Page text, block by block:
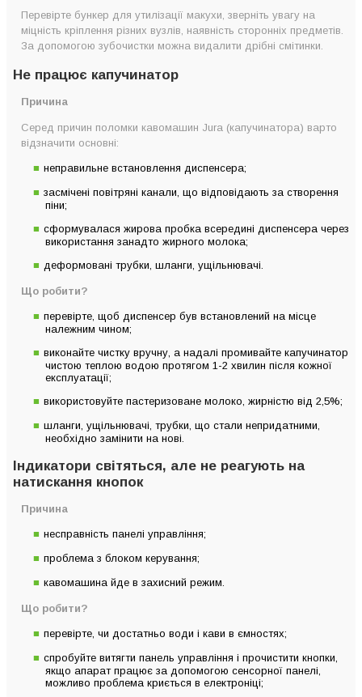
Перевірте бункер для утилізації макухи, зверніть увагу на
міцність кріплення різних вузлів, наявність сторонніх предметів.
За допомогою зубочистки можна видалити дрібні смітинки.
Не працює капучинатор
Причина
Серед причин поломки кавомашин Jura (капучинатора) варто
відзначити основні:
неправильне встановлення диспенсера;
засмічені повітряні канали, що відповідають за створення
піни;
сформувалася жирова пробка всередині диспенсера через
використання занадто жирного молока;
деформовані трубки, шланги, ущільнювачі.
Що робити?
перевірте, щоб диспенсер був встановлений на місце
належним чином;
виконайте чистку вручну, а надалі промивайте капучинатор
чистою теплою водою протягом 1-2 хвилин після кожної
експлуатації;
використовуйте пастеризоване молоко, жирністю від 2,5%;
шланги, ущільнювачі, трубки, що стали непридатними,
необхідно замінити на нові.
Індикатори світяться, але не реагують на
натискання кнопок
Причина
несправність панелі управління;
проблема з блоком керування;
кавомашина йде в захисний режим.
Що робити?
перевірте, чи достатньо води і кави в ємностях;
спробуйте витягти панель управління і прочистити кнопки,
якщо апарат працює за допомогою сенсорної панелі,
можливо проблема криється в електроніці;